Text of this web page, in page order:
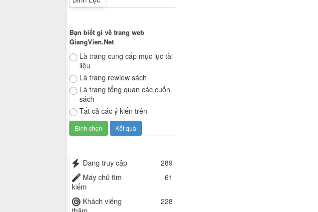
Bạn biết gì về trang web
GiangVien.Net
Là trang cung cấp mục lục tài
liệu
Là trang rewiew sách
Là trang tổng quan các cuốn
sách
Tất cả các ý kiến trên
Đang truy cập
289
Máy chủ tìm
kiếm
61
Khách viếng
228